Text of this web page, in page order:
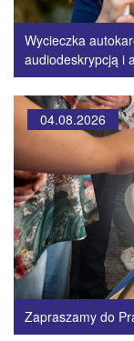
Wycieczka
audiodeskrypcją i
04.08.2026
Zapraszamy do